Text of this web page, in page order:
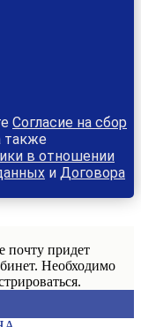
Согласие на сбор
также
в отношении
и Договора
почту придет
Необходимо